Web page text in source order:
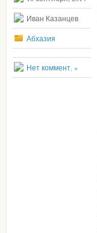
Иван Казанцев
Абхазия
Нет коммент. »